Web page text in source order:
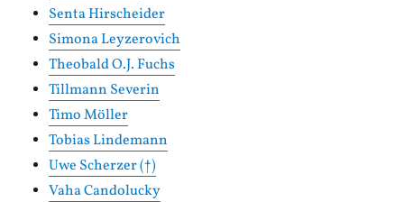
Senta Hirscheider
Simona Leyzerovich
Theobald O.J. Fuchs
Tillmann Severin
Timo Möller
Tobias Lindemann
Uwe Scherzer (†)
Vaha Candolucky